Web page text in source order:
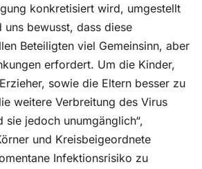
konkretisiert wird, umgestellt
bewusst, dass diese
Beteiligten viel Gemeinsinn, aber
erfordert. Um die Kinder,
sowie die Eltern besser zu
weitere Verbreitung des Virus
sie jedoch unumgänglich“,
und Kreisbeigeordnete
Infektionsrisiko zu